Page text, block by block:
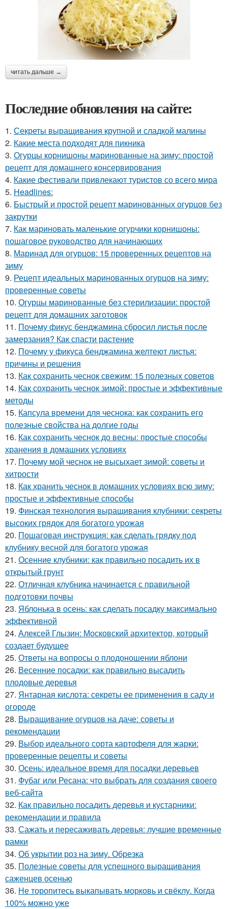
читать дальше →
Последние обновления на сайте:
1. Секреты выращивания крупной и сладкой малины
2. Какие места подходят для пикника
3. Огурцы корнишоны маринованные на зиму: простой
рецепт для домашнего консервирования
4. Какие фестивали привлекают туристов со всего мира
5. Headlines:
6. Быстрый и простой рецепт маринованных огурцов без
закрутки
7. Как мариновать маленькие огурчики корнишоны:
пошаговое руководство для начинающих
8. Маринад для огурцов: 15 проверенных рецептов на
зиму
9. Рецепт идеальных маринованных огурцов на зиму:
проверенные советы
10. Огурцы маринованные без стерилизации: простой
рецепт для домашних заготовок
11. Почему фикус бенджамина сбросил листья после
замерзания? Как спасти растение
12. Почему у фикуса бенджамина желтеют листья:
причины и решения
13. Как сохранить чеснок свежим: 15 полезных советов
14. Как сохранить чеснок зимой: простые и эффективные
методы
15. Капсула времени для чеснока: как сохранить его
полезные свойства на долгие годы
16. Как сохранить чеснок до весны: простые способы
хранения в домашних условиях
17. Почему мой чеснок не высыхает зимой: советы и
хитрости
18. Как хранить чеснок в домашних условиях всю зиму:
простые и эффективные способы
19. Финская технология выращивания клубники: секреты
высоких грядок для богатого урожая
20. Пошаговая инструкция: как сделать грядку под
клубнику весной для богатого урожая
21. Осенние клубники: как правильно посадить их в
открытый грунт
22. Отличная клубника начинается с правильной
подготовки почвы
23. Яблонька в осень: как сделать посадку максимально
эффективной
24. Алексей Глызин: Московский архитектор, который
создает будущее
25. Ответы на вопросы о плодоношении яблони
26. Весенние посадки: как правильно высадить
плодовые деревья
27. Янтарная кислота: секреты ее применения в саду и
огороде
28. Выращивание огурцов на даче: советы и
рекомендации
29. Выбор идеального сорта картофеля для жарки:
проверенные рецепты и советы
30. Осень: идеальное время для посадки деревьев
31. Фубаг или Ресана: что выбрать для создания своего
веб-сайта
32. Как правильно посадить деревья и кустарники:
рекомендации и правила
33. Сажать и пересаживать деревья: лучшие временные
рамки
34. Об укрытии роз на зиму. Обрезка
35. Полезные советы для успешного выращивания
саженцев осенью
36. Не торопитесь выкапывать морковь и свёклу. Когда
100% можно уже